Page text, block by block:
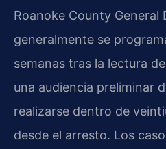
Roanoke County General
generalmente se
semanas tras la lectura
una audiencia preliminar
realizarse dentro de
desde el arresto. Los